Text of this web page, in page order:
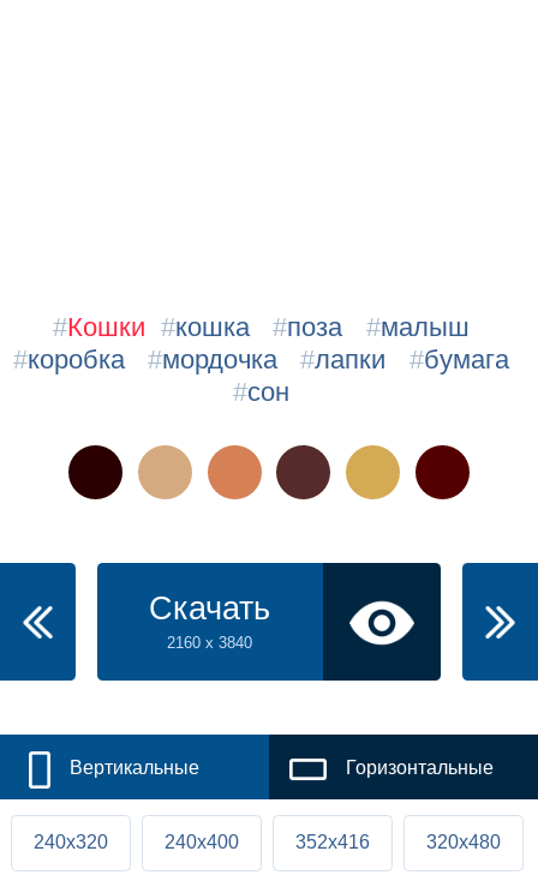
#Кошки #кошка #поза #малыш
#коробка #мордочка #лапки #бумага
#сон
Скачать
2160 x 3840
Вертикальные Горизонтальные
240x320 240x400 352x416 320x480